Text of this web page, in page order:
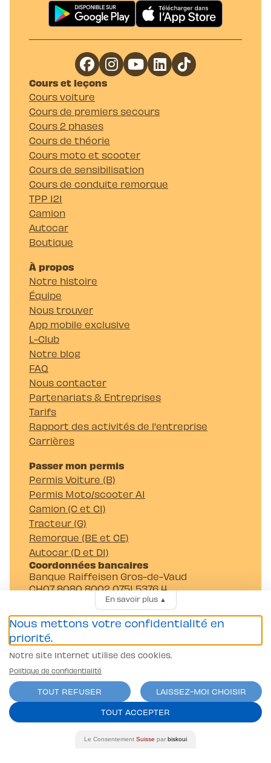
Cours et leçons
Cours voiture
Cours de premiers secours
Cours 2 phases
Cours de théorie
Cours moto et scooter
Cours de sensibilisation
Cours de conduite remorque
TPP 121
Camion
Autocar
Boutique
À propos
Notre histoire
Équipe
Nous trouver
App mobile exclusive
L-Club
Notre blog
FAQ
Nous contacter
Partenariats & Entreprises
Tarifs
Rapport des activités de l'entreprise
Carrières
Passer mon permis
Permis Voiture (B)
Permis Moto/scooter A1
Camion (C et C1)
Tracteur (G)
Remorque (BE et CE)
Autocar (D et D1)
Coordonnées bancaires
Banque Raiffeisen Gros-de-Vaud
CH07 8080 8002 0751 5376 4
Auto-Moto-Ecole Pittet SA
Av. Juste-Olivier 23 1006 Lausanne
Conditions générales
Politique de confidentialité
ercos.ch
En savoir plus▲
Nous mettons votre confidentialité en
priorité.
Notre site Internet utilise des cookies.
Politique de confidentialité
TOUT REFUSER
LAISSEZ-MOI CHOISIR
TOUT ACCEPTER
Le Consentement Suisse par biskoui